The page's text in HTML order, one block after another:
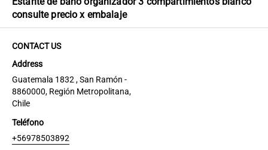
consulte precio x embalaje
CONTACT US
Address
Guatemala 1832 , San Ramón -
8860000, Región Metropolitana,
Chile
Teléfono
+56978503892